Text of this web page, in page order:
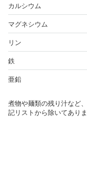
カルシウム
マグネシウム
リン
鉄
亜鉛
煮物や麺類の残り汁など
記リストから除いてありま